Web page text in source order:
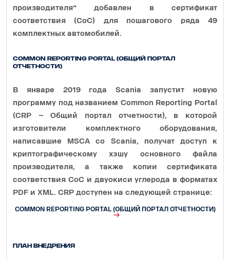
производителя“ добавлен в сертификат
соответствия (CoC) для пошагового ряда 49
комплектных автомобилей.
Common Reporting Portal (общий портал
отчетности)
В январе 2019 года Scania запустит новую
программу под названием Common Reporting Portal
(CRP – Общий портал отчетности), в которой
изготовители комплектного оборудования,
написавшие MSCA со Scania, получат доступ к
криптографическому хэшу основного файла
производителя, а также копии сертификата
соответствия CoC и двуокиси углерода в форматах
PDF и XML. CRP доступен на следующей странице:
COMMON REPORTING PORTAL (ОБЩИЙ ПОРТАЛ ОТЧЕТНОСТИ)
План внедрения